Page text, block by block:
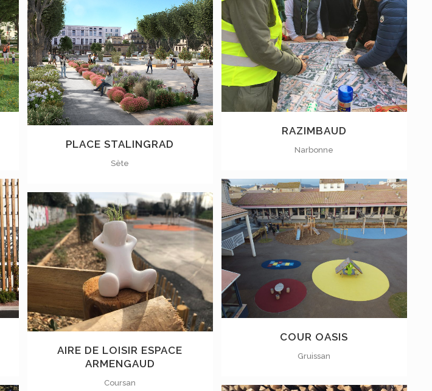
VOIR
RAZIMBAUD
Narbonne
VOIR
PLACE STALINGRAD
Sète
VOIR
COUR OASIS
Gruissan
AIRE DE LOISIR ESPACE
ARMENGAUD
Coursan